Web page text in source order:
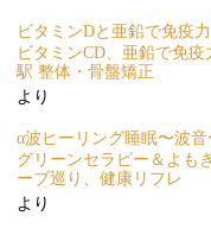
ビタミンDと亜鉛で免疫
ビタミンCD、亜鉛で免
駅 整体・骨盤矯正
より
α波ヒーリング睡眠〜波
グリーンセラピー＆よも
ーブ巡り、健康リフレ
より